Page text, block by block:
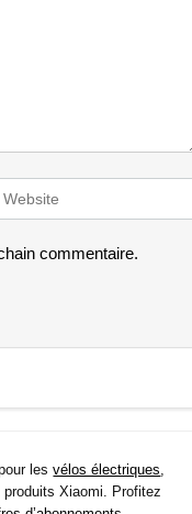
commentaire.
lesvélos électriques
produits Xiaomi. Profitez